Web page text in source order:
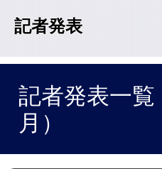
記者発表
記者発表一覧
月）